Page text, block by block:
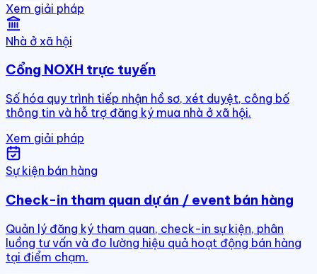
Xem giải pháp
Nhà ở xã hội
Cổng NOXH trực tuyến
Số hóa quy trình tiếp nhận hồ sơ, xét duyệt, công bố
thông tin và hỗ trợ đăng ký mua nhà ở xã hội.
Xem giải pháp
Sự kiện bán hàng
Check-in tham quan dự án / event bán hàng
Quản lý đăng ký tham quan, check-in sự kiện, phân
luồng tư vấn và đo lường hiệu quả hoạt động bán hàng
tại điểm chạm.